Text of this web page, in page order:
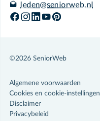
leden@seniorweb.nl
©2026 SeniorWeb
Algemene voorwaarden
Cookies en cookie-instellingen
Disclaimer
Privacybeleid